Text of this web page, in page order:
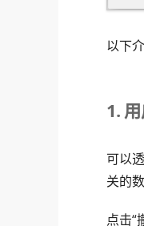
以下
1.
可以
关的
点击“